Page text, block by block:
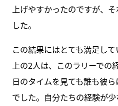
上げやすかったのですが、
した。
この結果にはとても満足し
上の2人は、このラリーで
日のタイムを見ても誰も彼
でした。自分たちの経験が少